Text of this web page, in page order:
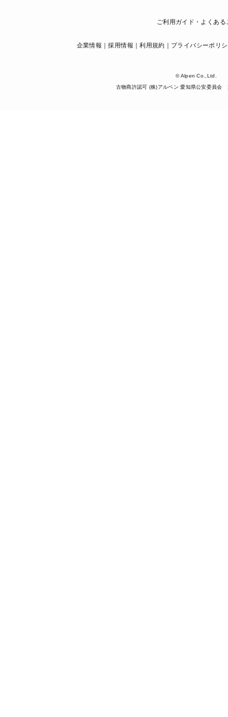
ご利用ガイド・よくある
企業情報 採用情報 利用規約 プライバシーポリ
© Alpen Co.,Ltd.
古物商許認可 (株)アルペン 愛知県公安委員